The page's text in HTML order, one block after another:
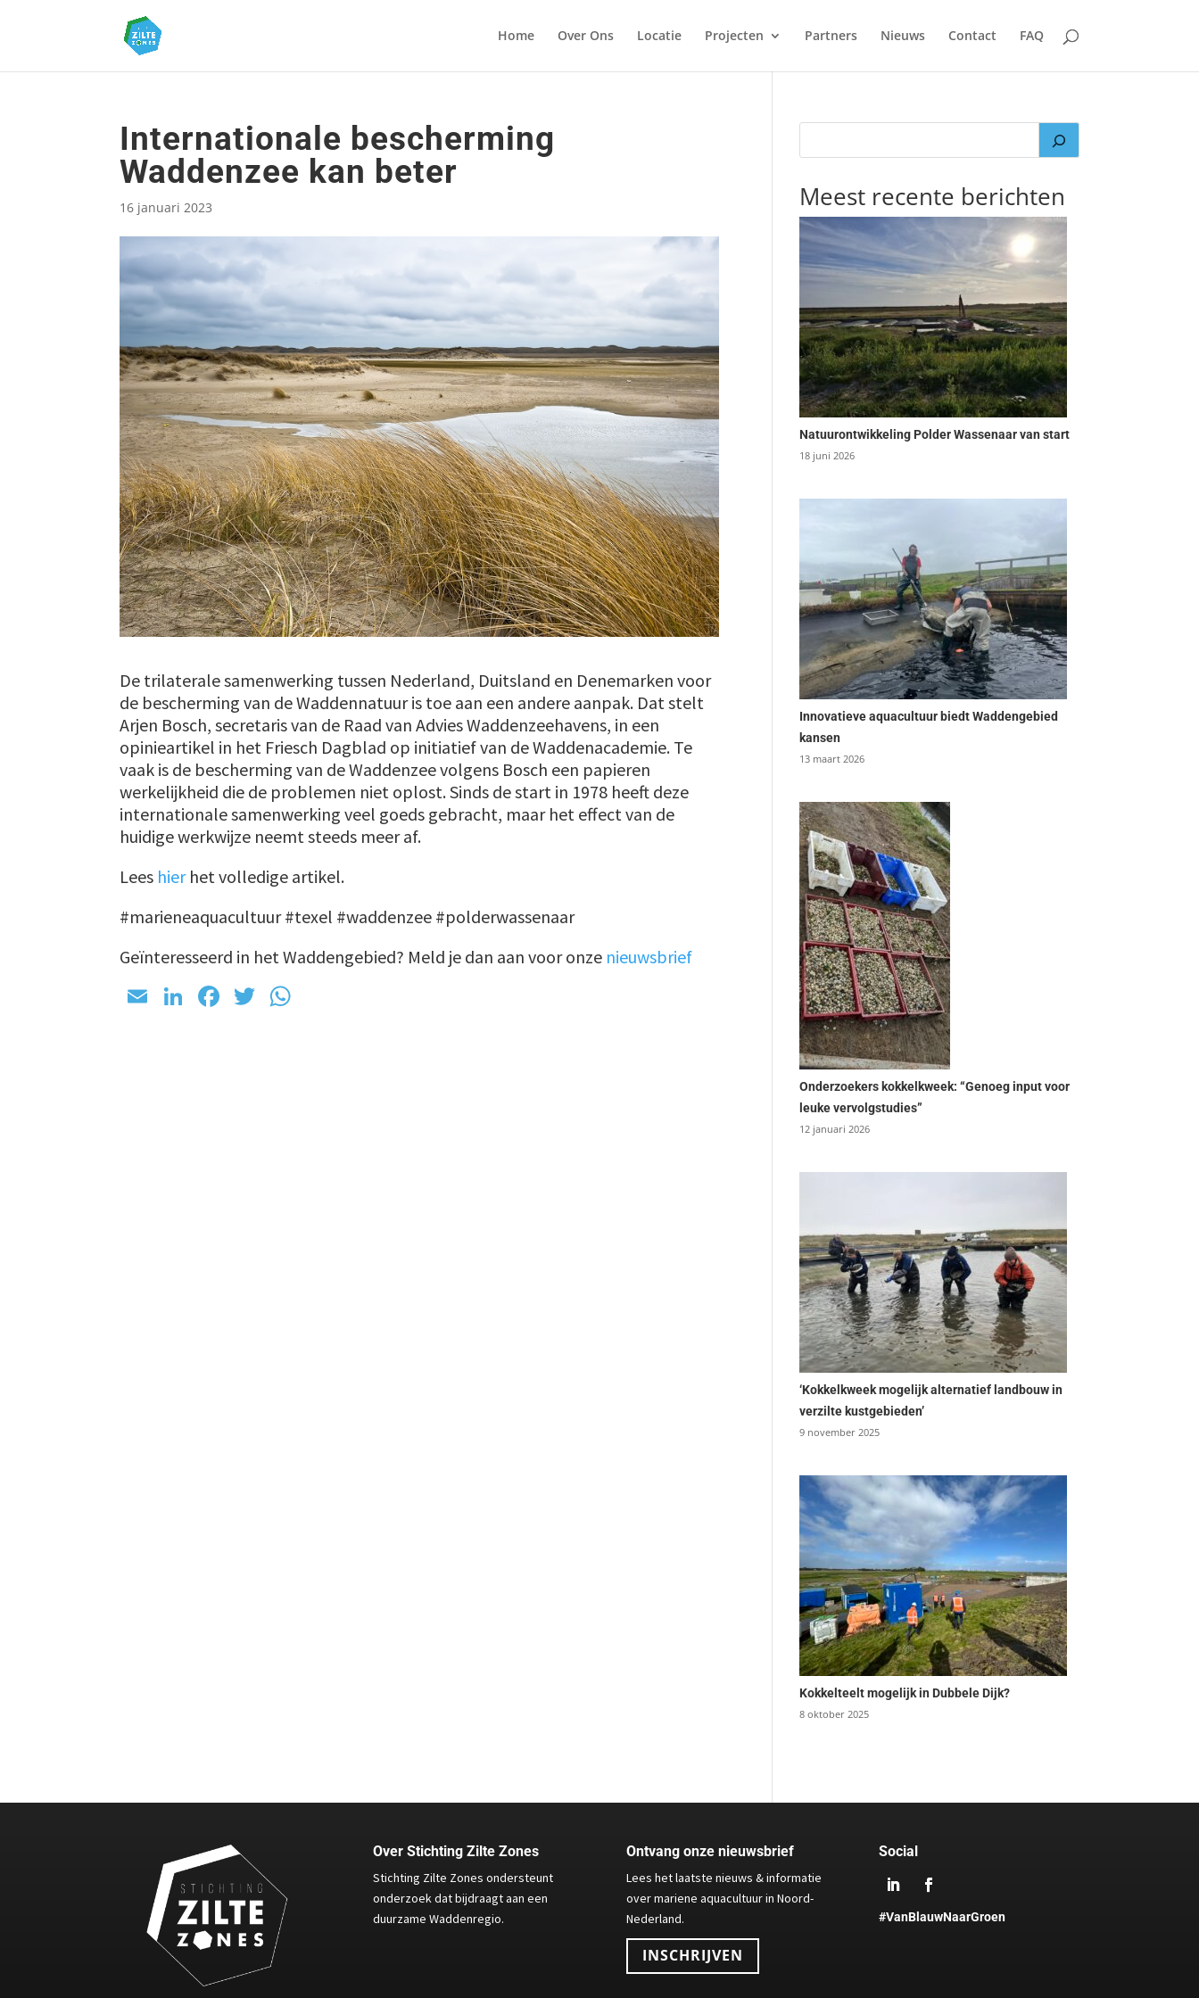
Home Over Ons Locatie Projecten Partners Nieuws Contact FAQ
Internationale bescherming
Waddenzee kan beter
16 januari 2023
De trilaterale samenwerking tussen Nederland, Duitsland en Denemarken voor
de bescherming van de Waddennatuur is toe aan een andere aanpak. Dat stelt
Arjen Bosch, secretaris van de Raad van Advies Waddenzeehavens, in een
opinieartikel in het Friesch Dagblad op initiatief van de Waddenacademie. Te
vaak is de bescherming van de Waddenzee volgens Bosch een papieren
werkelijkheid die de problemen niet oplost. Sinds de start in 1978 heeft deze
internationale samenwerking veel goeds gebracht, maar het effect van de
huidige werkwijze neemt steeds meer af.
Lees hierhet volledige artikel.
#marieneaquacultuur #texel #waddenzee #polderwassenaar
Geïnteresseerd in het Waddengebied? Meld je dan aan voor onze nieuwsbrief
E
Li
Fa T
Meest recente berichten
Natuurontwikkeling Polder Wassenaar van start
18 juni 2026
Innovatieve aquacultuur biedt Waddengebied
kansen
13 maart 2026
Onderzoekers kokkelkweek: “Genoeg input voor
leuke vervolgstudies”
12 januari 2026
‘Kokkelkweek mogelijk alternatief landbouw in
verzilte kustgebieden’
9 november 2025
Kokkelteelt mogelijk in Dubbele Dijk?
8 oktober 2025
Over Stichting Zilte Zones
Stichting Zilte Zones ondersteunt
onderzoek dat bijdraagt aan een
duurzame Waddenregio.
Ontvang onze nieuwsbrief
Lees het laatste nieuws & informatie
over mariene aquacultuur in Noord-
Nederland.
INSCHRIJVEN
Social
#VanBlauwNaarGroen